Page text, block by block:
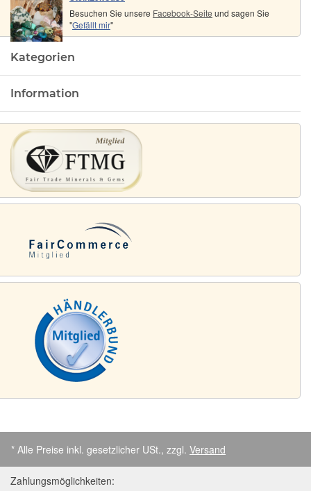
Besuchen Sie unsere Facebook-Seite und sagen Sie
"Gefällt mir"
Kategorien
Information
* Alle Preise inkl. gesetzlicher USt., zzgl. Versand
Zahlungsmöglichkeiten: